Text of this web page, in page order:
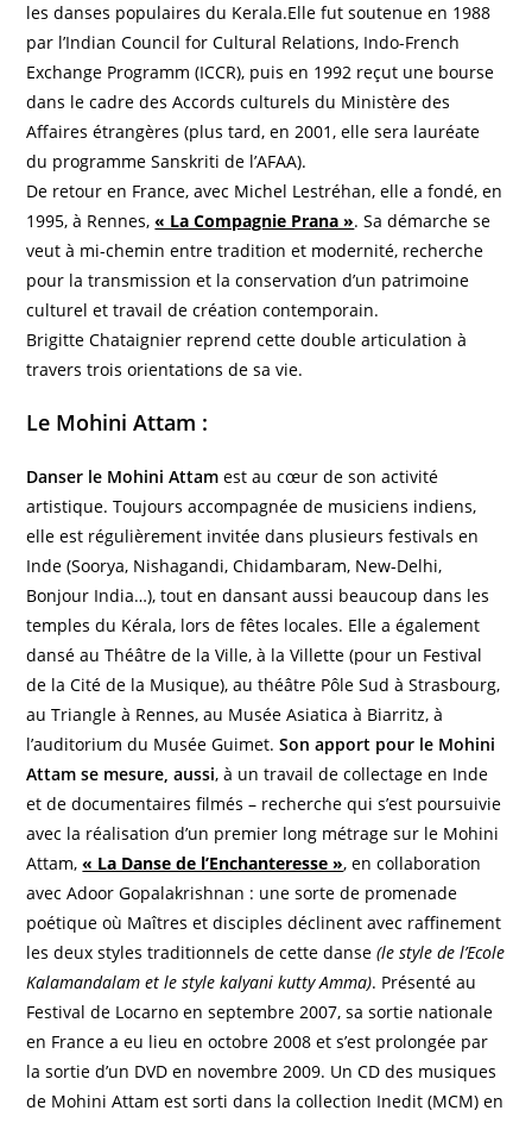
les danses populaires du Kerala.Elle fut soutenue en 1988
par l’Indian Council for Cultural Relations, Indo-French
Exchange Programm (ICCR), puis en 1992 reçut une bourse
dans le cadre des Accords culturels du Ministère des
Affaires étrangères (plus tard, en 2001, elle sera lauréate
du programme Sanskriti de l’AFAA).
De retour en France, avec Michel Lestréhan, elle a fondé, en
1995, à Rennes,« La Compagnie Prana ». Sa démarche se
veut à mi-chemin entre tradition et modernité, recherche
pour la transmission et la conservation d’un patrimoine
culturel et travail de création contemporain.
Brigitte Chataignier reprend cette double articulation à
travers trois orientations de sa vie.
Le Mohini Attam :
Danser le Mohini Attam est au cœur de son activité
artistique. Toujours accompagnée de musiciens indiens,
elle est régulièrement invitée dans plusieurs festivals en
Inde (Soorya, Nishagandi, Chidambaram, New-Delhi,
Bonjour India…), tout en dansant aussi beaucoup dans les
temples du Kérala, lors de fêtes locales. Elle a également
dansé au Théâtre de la Ville, à la Villette (pour un Festival
de la Cité de la Musique), au théâtre Pôle Sud à Strasbourg,
au Triangle à Rennes, au Musée Asiatica à Biarritz, à
l’auditorium du Musée Guimet.Son apport pour le Mohini
Attam se mesure, aussi, à un travail de collectage en Inde
et de documentaires filmés – recherche qui s’est poursuivie
avec la réalisation d’un premier long métrage sur le Mohini
Attam,« La Danse de l’Enchanteresse », en collaboration
avec Adoor Gopalakrishnan : une sorte de promenade
poétique où Maîtres et disciples déclinent avec raffinement
les deux styles traditionnels de cette danse(le style de l’Ecole
Kalamandalam et le style kalyani kutty Amma). Présenté au
Festival de Locarno en septembre 2007, sa sortie nationale
en France a eu lieu en octobre 2008 et s’est prolongée par
la sortie d’un DVD en novembre 2009. Un CD des musiques
de Mohini Attam est sorti dans la collection Inedit (MCM) en